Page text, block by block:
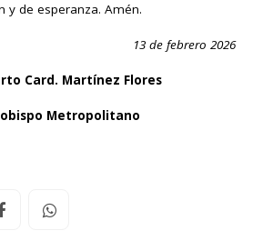
y de esperanza. Amén.
13 de febrero 2026
Card. Martínez Flores
Metropolitano